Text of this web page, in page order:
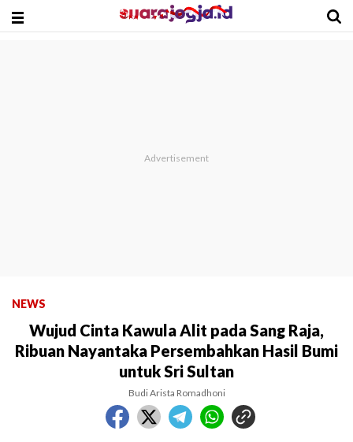
NEWS
Wujud Cinta Kawula Alit pada Sang Raja,
Ribuan Nayantaka Persembahkan Hasil Bumi
untuk Sri Sultan
Budi Arista Romadhoni